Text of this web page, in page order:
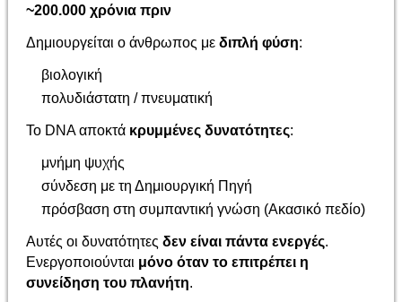
~200.000 χρόνια πριν
Δημιουργείται ο άνθρωπος μεδιπλή φύση:
βιολογική
πολυδιάστατη / πνευματική
Το DNA αποκτά κρυμμένες δυνατότητες:
μνήμη ψυχής
σύνδεση με τη Δημιουργική Πηγή
πρόσβαση στη συμπαντική γνώση (Ακασικό πεδίο)
Αυτές οι δυνατότητεςδεν είναι πάντα ενεργές.
Ενεργοποιούνται μόνο όταν το επιτρέπει η
συνείδηση του πλανήτη.